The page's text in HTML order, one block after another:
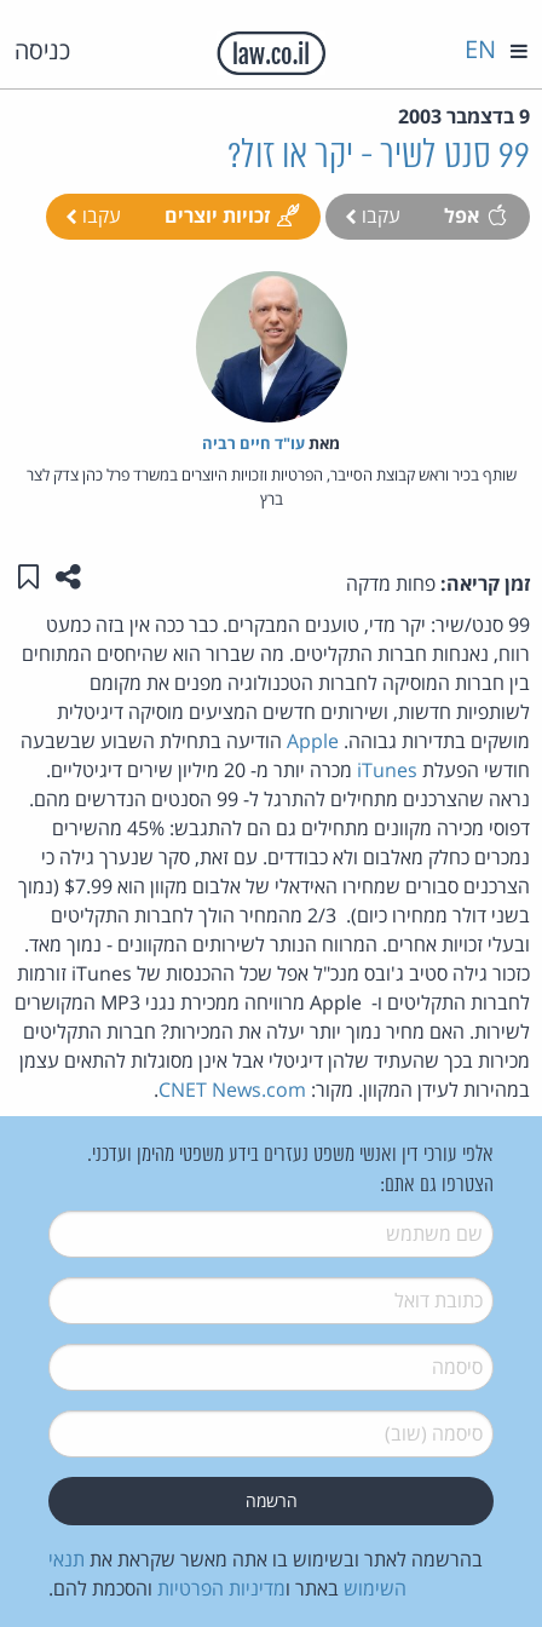
כניסה EN
9 בדצמבר 2003
99 סנט לשיר - יקר או זול?
אפל עקבו זכויות יוצרים עקבו
מאת‏עו"ד חיים רביה
שותף בכיר וראש קבוצת הסייבר, הפרטיות וזכויות היוצרים במשרד פרל כהן צדק לצר
ברץ
זמן קריאה: פחות מדקה שתפו
99 סנט/שיר: יקר מדי, טוענים המבקרים. כבר ככה אין בזה כמעט
רווח, נאנחות חברות התקליטים. מה שברור הוא שהיחסים המתוחים
בין חברות המוסיקה לחברות הטכנולוגיה מפנים את מקומם
לשותפיות חדשות, ושירותים חדשים המציעים מוסיקה דיגיטלית
מושקים בתדירות גבוהה. Apple הודיעה בתחילת השבוע שבשבעה
חודשי הפעלת iTunes
מכרה יותר מ- 20 מיליון שירים דיגיטליים.
נראה שהצרכנים מתחילים להתרגל ל- 99 הסנטים הנדרשים מהם.
דפוסי מכירה מקוונים מתחילים גם הם להתגבש: 45% מהשירים
נמכרים כחלק מאלבום ולא כבודדים. עם זאת, סקר שנערך גילה כי
הצרכנים סבורים שמחירו האידאלי של אלבום מקוון הוא $7.99 (נמוך
בשני דולר ממחירו כיום). 2/3 מהמחיר הולך לחברות התקליטים
ובעלי זכויות אחרים. המרווח הנותר לשירותים המקוונים - נמוך מאד.
כזכור גילה סטיב ג'ובס מנכ"ל אפל שכל ההכנסות של iTunes זורמות
לחברות התקליטים ו- Apple מרוויחה ממכירת נגני MP3 המקושרים
לשירות. האם מחיר נמוך יותר יעלה את המכירות? חברות התקליטים
מכירות בכך שהעתיד שלהן דיגיטלי אבל אינן מסוגלות להתאים עצמן
במהירות לעידן המקוון. מקור: CNET News.com
.
אלפי עורכי דין ואנשי משפט נעזרים בידע משפטי מהימן ועדכני.
הצטרפו גם אתם:
שם משתמש*
דואל*
סיסמה*
סיסמה (שוב)*
בהרשמה לאתר ובשימוש בו אתה מאשר שקראת את תנאי
השימוש באתר ומדיניות הפרטיות והסכמת להם.